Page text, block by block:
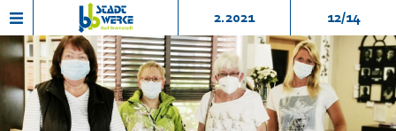
2.2021 12/14